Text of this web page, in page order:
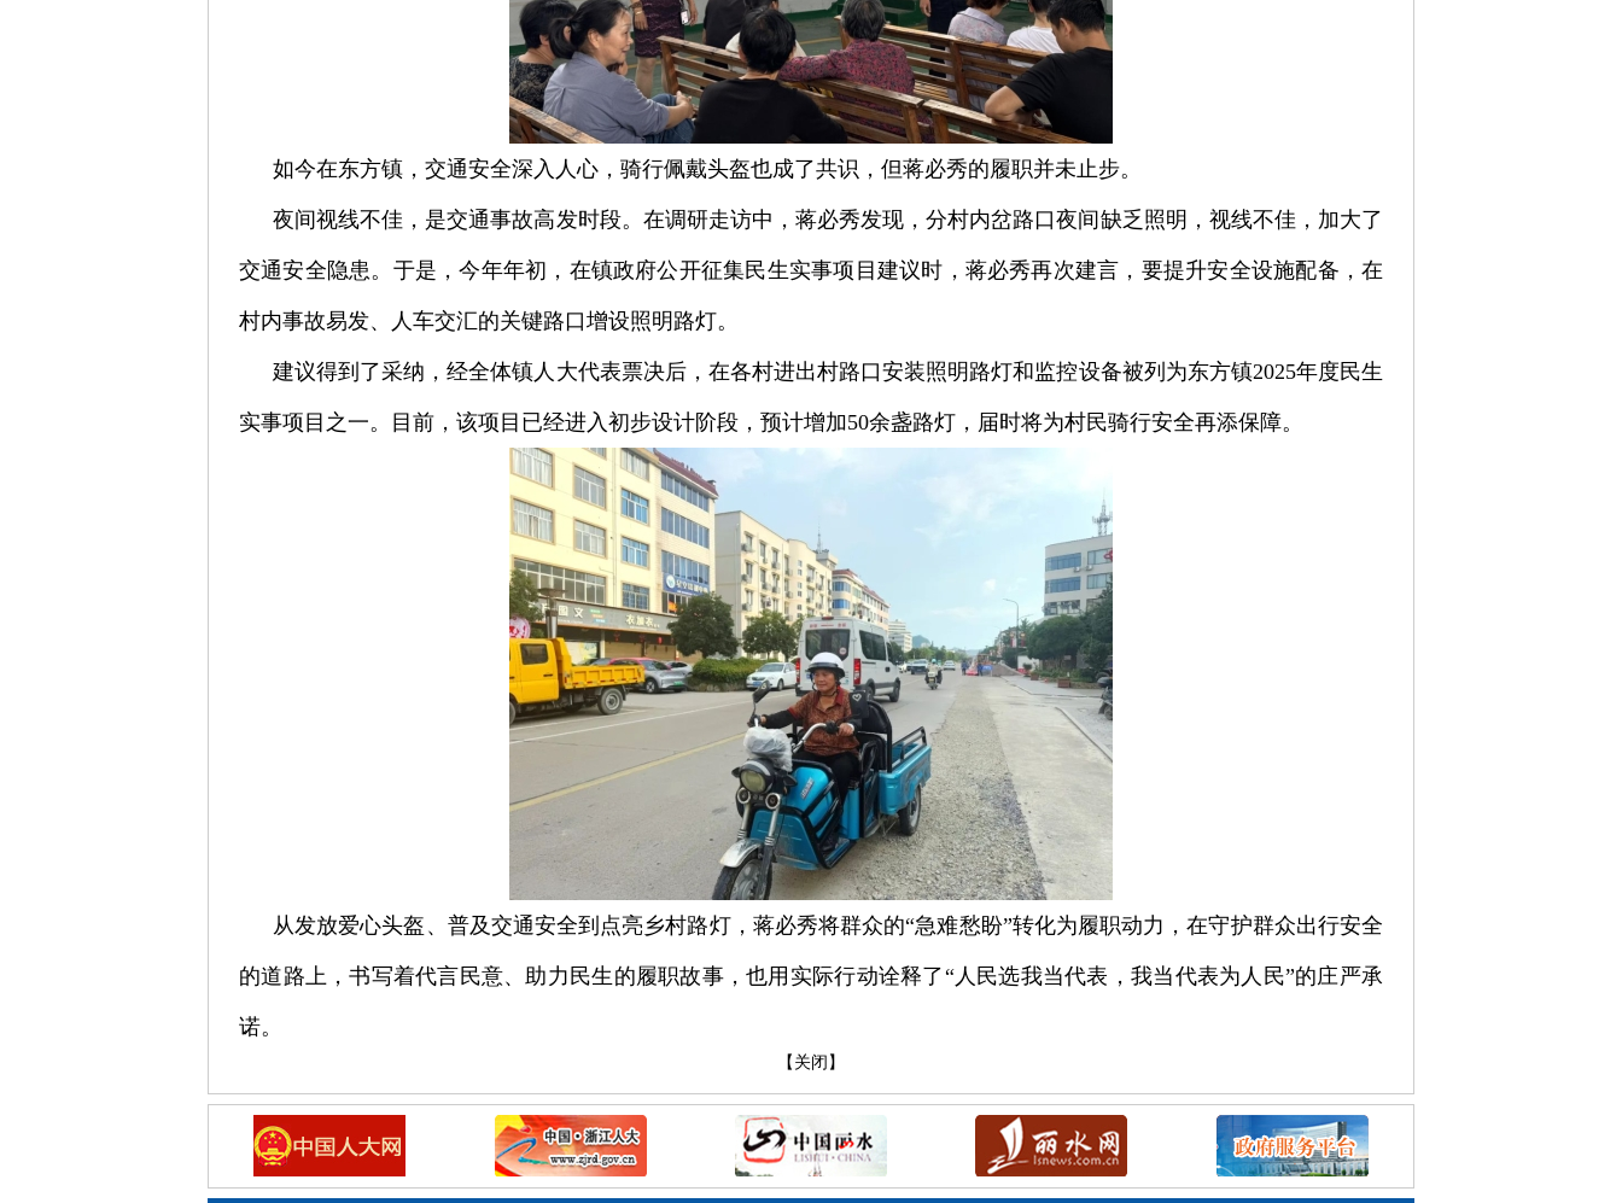
如今在东方镇，交通安全深入人心，骑行佩戴头盔也成了共识，但蒋必秀的履职并未止步。
夜间视线不佳，是交通事故高发时段。在调研走访中，蒋必秀发现，分村内岔路口夜间缺乏照明，视线不佳，加大了
交通安全隐患。于是，今年年初，在镇政府公开征集民生实事项目建议时，蒋必秀再次建言，要提升安全设施配备，在
村内事故易发、人车交汇的关键路口增设照明路灯。
建议得到了采纳，经全体镇人大代表票决后，在各村进出村路口安装照明路灯和监控设备被列为东方镇2025年度民生
实事项目之一。目前，该项目已经进入初步设计阶段，预计增加50余盏路灯，届时将为村民骑行安全再添保障。
从发放爱心头盔、普及交通安全到点亮乡村路灯，蒋必秀将群众的“急难愁盼”转化为履职动力，在守护群众出行安全
的道路上，书写着代言民意、助力民生的履职故事，也用实际行动诠释了“人民选我当代表，我当代表为人民”的庄严承
诺。
【关闭】